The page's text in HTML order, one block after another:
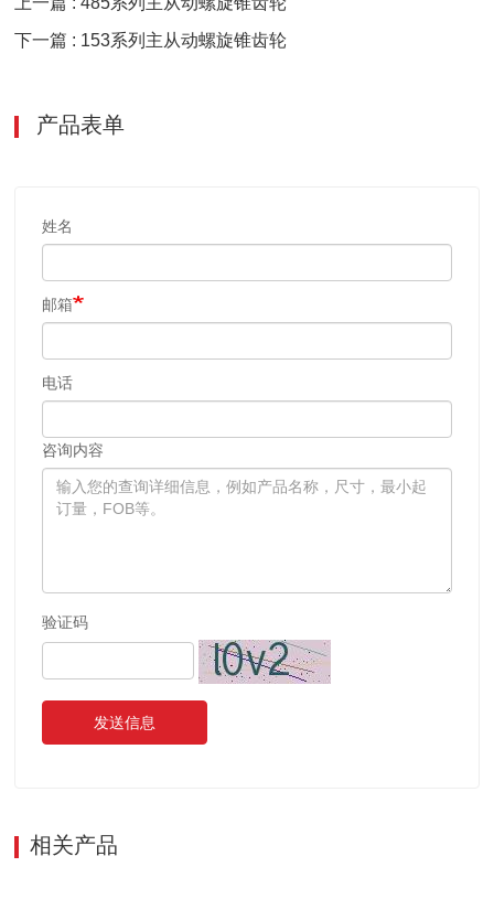
下一篇 : 153系列主从动螺旋锥齿轮
产品表单
姓名
邮箱
电话
咨询内容
验证码
发送信息
相关产品